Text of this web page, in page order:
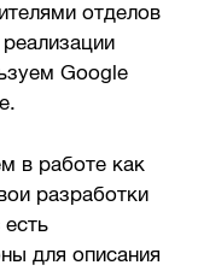
отделов
Google
в работе как
разработки
для описания